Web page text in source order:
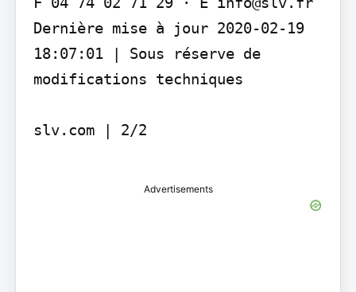
Dernière mise à jour 2020-02-19
18:07:01 | Sous réserve de
modifications techniques
slv.com | 2/2
Advertisements